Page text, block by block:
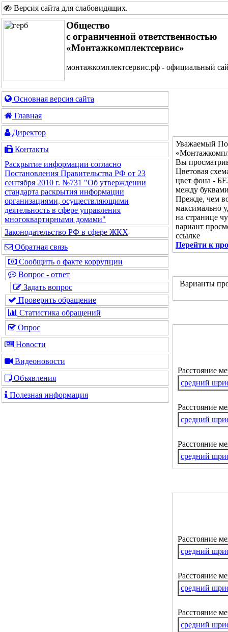
Версия сайта для слабовидящих.
Общество
с ограниченной ответственностью
«Монтажкомплектсервис»
монтажкомплектсервис.рф - официальный
Основная версия сайта
Главная
Директор
Контакты
Раскрытие информации согласно
Постановления Правительства РФ от 23
сентября 2010 г. №731 "Об утверждении
стандарта раскрытия информации
организациями, осуществляющими
деятельность в сфере управления
многоквартирными домами"
Законодательство РФ в сфере ЖКХ
Обратная связь
Сообщить о факте коррупции
Вопрос - ответ
Задать вопрос
Проверить обращение
Статистика обращений
Опрос
Новости
Видеоновости
Объявления
Полезная информация
Уважаемый
Вы
Цветовая
цвет фона -
между
Прежде, чем
максимально
на странице
вариант
ссылке
Перейти к
Варианты
Расстояние
средний
Расстояние
средний
Расстояние
средний
Расстояние
средний
Расстояние
средний
Расстояние
средний